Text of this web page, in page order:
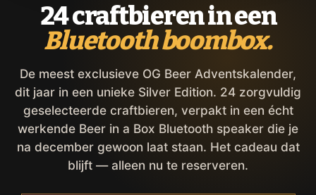
24 craftbieren in een
Bluetooth boombox.
De meest exclusieve OG Beer Adventskalender,
dit jaar in een unieke Silver Edition. 24 zorgvuldig
geselecteerde craftbieren, verpakt in een écht
werkende Beer in a Box Bluetooth speaker die je
na december gewoon laat staan. Het cadeau dat
blijft — alleen nu te reserveren.